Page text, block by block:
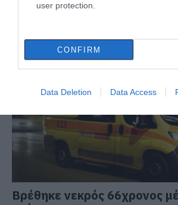
user protection.
CONFIRM
Data Deletion Data Access
ΔΙΑΒΑΣΤΕ ΕΠΙΣΗΣ
Βρέθηκε νεκρός 66χρονος